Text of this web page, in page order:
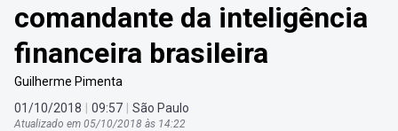
comandante da inteligência
financeira brasileira
Guilherme Pimenta
01/10/2018 09:57 São Paulo
Atualizado em 05/10/2018 às 14:22